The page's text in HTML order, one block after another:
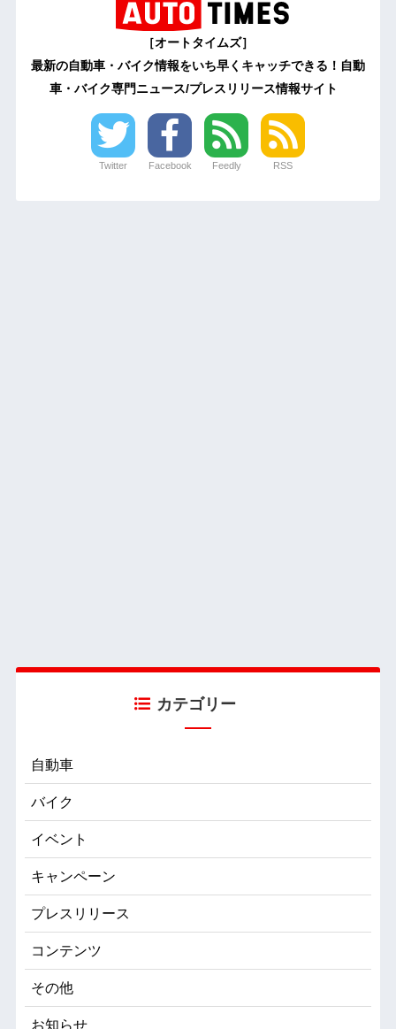
［オートタイムズ］
最新の自動車・バイク情報をいち早くキャッチできる！自動
車・バイク専門ニュース/プレスリリース情報サイト
Twitter Facebook Feedly RSS
カテゴリー
自動車
バイク
イベント
キャンペーン
プレスリリース
コンテンツ
その他
お知らせ